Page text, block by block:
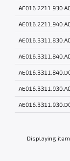
Displaying